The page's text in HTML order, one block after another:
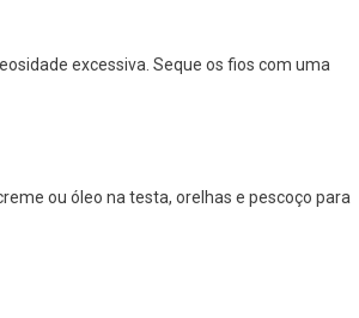
excessiva. Seque os fios com uma
ou óleo na testa, orelhas e pescoço para